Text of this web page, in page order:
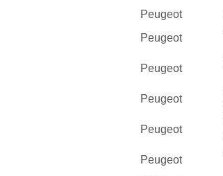
Peugeot
Peugeot
Peugeot
Peugeot
Peugeot
Peugeot